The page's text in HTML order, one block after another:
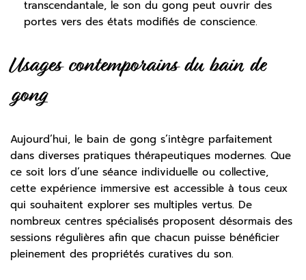
transcendantale, le son du gong peut ouvrir des
portes vers des états modifiés de conscience.
Usages contemporains du bain de
gong
Aujourd’hui, le bain de gong s’intègre parfaitement
dans diverses pratiques thérapeutiques modernes. Que
ce soit lors d’une séance individuelle ou collective,
cette expérience immersive est accessible à tous ceux
qui souhaitent explorer ses multiples vertus. De
nombreux centres spécialisés proposent désormais des
sessions régulières afin que chacun puisse bénéficier
pleinement des propriétés curatives du son.